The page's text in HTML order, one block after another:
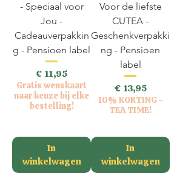
- Speciaal voor
Jou -
Cadeauverpakkin
g - Pensioen label
Prijs
€ 11,95
Gratis wenskaart
naar keuze bij elke
bestelling!
In
winkelwagen
Voor de liefste
CUTEA -
Geschenkverpakki
ng - Pensioen
label
Prijs
€ 13,95
10% KORTING -
TEA TIME!
In
winkelwagen